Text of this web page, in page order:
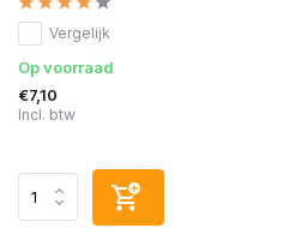
Vergelijk
Op voorraad
€7,10
Incl. btw